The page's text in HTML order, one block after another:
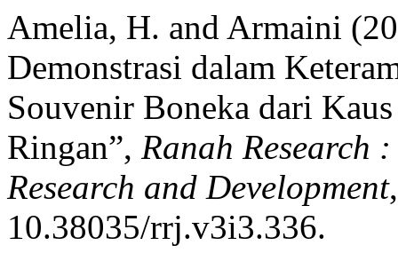
Amelia, H. and Armaini
Demonstrasi dalam
Souvenir Boneka dari
Ringan”, Ranah
Research and Development
10.38035/rrj.v3i3.336.